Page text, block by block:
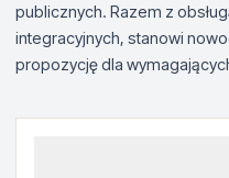
publicznych. Razem z
integracyjnych, stanowi
propozycję dla